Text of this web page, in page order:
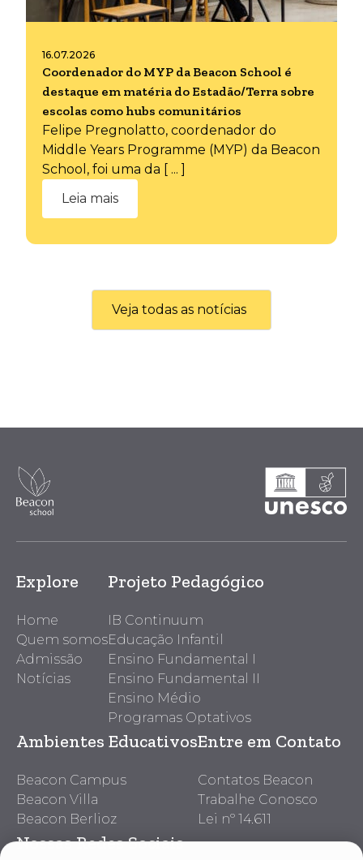
16.07.2026
Coordenador do MYP da Beacon School é
destaque em matéria do Estadão/Terra sobre
escolas como hubs comunitários
Felipe Pregnolatto, coordenador do
Middle Years Programme (MYP) da Beacon
School, foi uma da [ ... ]
Leia mais
Veja todas as notícias
Explore
Home
Quem somos
Admissão
Notícias
Projeto Pedagógico
IB Continuum
Educação Infantil
Ensino Fundamental I
Ensino Fundamental II
Ensino Médio
Programas Optativos
Ambientes Educativos
Beacon Campus
Beacon Villa
Beacon Berlioz
Entre em Contato
Contatos Beacon
Trabalhe Conosco
Lei nº 14.611
Nossas Redes Sociais